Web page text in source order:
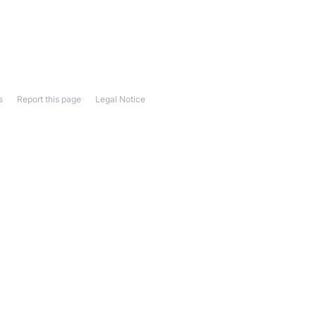
Legal Notice
Report this page